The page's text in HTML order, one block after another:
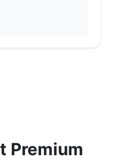
en PicsArt Mod APK:
Premium